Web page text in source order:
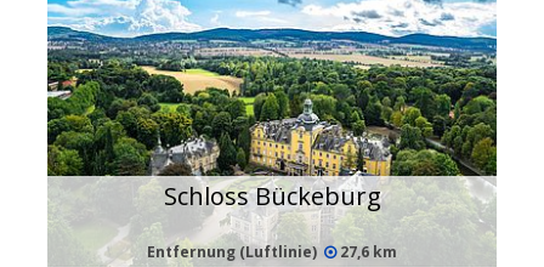
Schloss Bückeburg
Entfernung (Luftlinie) 27,6 km